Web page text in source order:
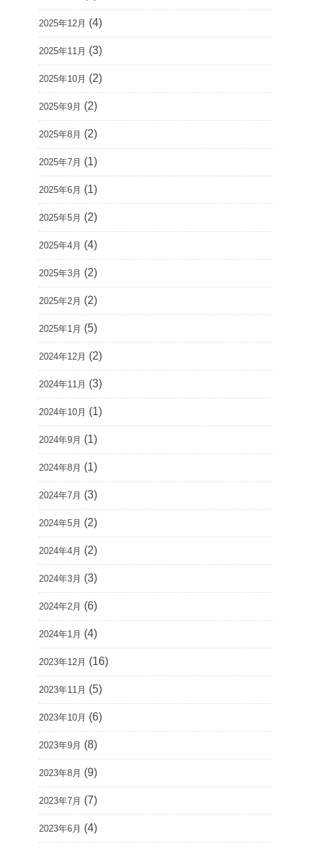
2025年12月 (4)
2025年11月 (3)
2025年10月 (2)
2025年9月 (2)
2025年8月 (2)
2025年7月 (1)
2025年6月 (1)
2025年5月 (2)
2025年4月 (4)
2025年3月 (2)
2025年2月 (2)
2025年1月 (5)
2024年12月 (2)
2024年11月 (3)
2024年10月 (1)
2024年9月 (1)
2024年8月 (1)
2024年7月 (3)
2024年5月 (2)
2024年4月 (2)
2024年3月 (3)
2024年2月 (6)
2024年1月 (4)
2023年12月 (16)
2023年11月 (5)
2023年10月 (6)
2023年9月 (8)
2023年8月 (9)
2023年7月 (7)
2023年6月 (4)